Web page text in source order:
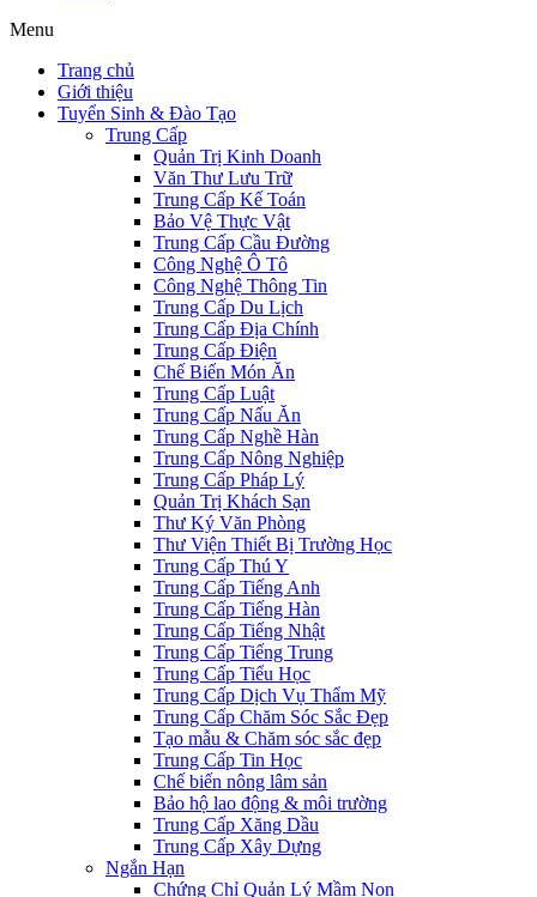
Menu
Trang chủ
Giới thiệu
Tuyển Sinh & Đào Tạo
Trung Cấp
Quản Trị Kinh Doanh
Văn Thư Lưu Trữ
Trung Cấp Kế Toán
Bảo Vệ Thực Vật
Trung Cấp Cầu Đường
Công Nghệ Ô Tô
Công Nghệ Thông Tin
Trung Cấp Du Lịch
Trung Cấp Địa Chính
Trung Cấp Điện
Chế Biến Món Ăn
Trung Cấp Luật
Trung Cấp Nấu Ăn
Trung Cấp Nghề Hàn
Trung Cấp Nông Nghiệp
Trung Cấp Pháp Lý
Quản Trị Khách Sạn
Thư Ký Văn Phòng
Thư Viện Thiết Bị Trường Học
Trung Cấp Thú Y
Trung Cấp Tiếng Anh
Trung Cấp Tiếng Hàn
Trung Cấp Tiếng Nhật
Trung Cấp Tiếng Trung
Trung Cấp Tiểu Học
Trung Cấp Dịch Vụ Thẩm Mỹ
Trung Cấp Chăm Sóc Sắc Đẹp
Tạo mẫu & Chăm sóc sắc đẹp
Trung Cấp Tin Học
Chế biến nông lâm sản
Bảo hộ lao động & môi trường
Trung Cấp Xăng Dầu
Trung Cấp Xây Dựng
Ngắn Hạn
Chứng Chỉ Quản Lý Mầm Non